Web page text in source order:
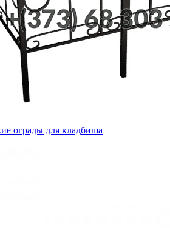
ограды для кладбиша